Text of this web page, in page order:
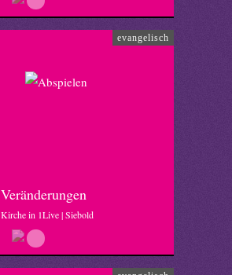
evangelisch
Veränderungen
Kirche in 1Live | Siebold